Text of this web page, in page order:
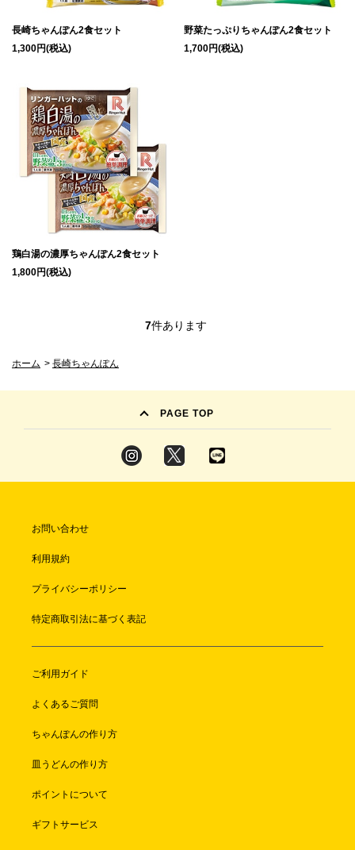
長崎ちゃんぽん2食セット
1,300円(税込)
野菜たっぷりちゃんぽん2食セット
1,700円(税込)
鶏白湯の濃厚ちゃんぽん2食セット
1,800円(税込)
7件あります
ホーム > 長崎ちゃんぽん
PAGE TOP
お問い合わせ
利用規約
プライバシーポリシー
特定商取引法に基づく表記
ご利用ガイド
よくあるご質問
ちゃんぽんの作り方
皿うどんの作り方
ポイントについて
ギフトサービス